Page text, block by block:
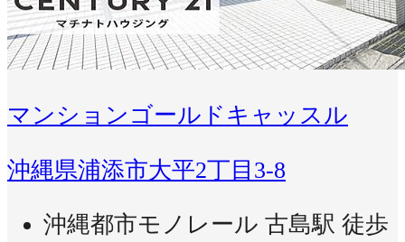
マンションゴールドキャッスル
沖縄県浦添市大平2丁目3-8
沖縄都市モノレール 古島駅 徒歩